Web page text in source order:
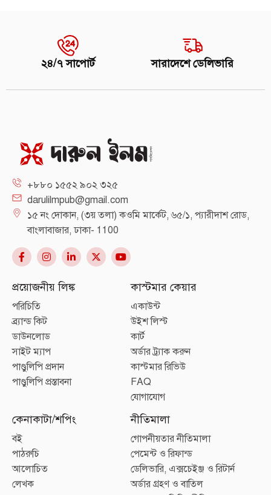
২৪/৭ সাপোর্ট সারাদেশে ডেলিভারি
+৮৮০ ১৫৫২ ৯০২ ৩২৫
darulilmpub@gmail.com
১৫ নং দোকান, (৩য় তলা) কওমি মার্কেট, ৬৫/১, প্যারীদাশ রোড,
বাংলাবাজার, ঢাকা- 1100
প্রয়োজনীয় লিঙ্ক
পরিচিতি
ব্র্যান্ড কিট
ডাউনলোড
সাইট ম্যাপ
পাণ্ডুলিপি প্রদান
পাণ্ডুলিপি প্রস্তাবনা
কাস্টমার কেয়ার
একাউন্ট
উইশ লিস্ট
কার্ট
অর্ডার ট্র্যাক করুন
কাস্টমার রিভিউ
FAQ
যোগাযোগ
কেনাকাটা/শপিং
বই
পাঠরুচি
আলোচিত
লেখক
নীতিমালা
গোপনীয়তার নীতিমালা
পেমেন্ট ও রিফান্ড
ডেলিভারি, এক্সচেইঞ্জ ও রিটার্ন
অর্ডার গ্রহণ ও বাতিল